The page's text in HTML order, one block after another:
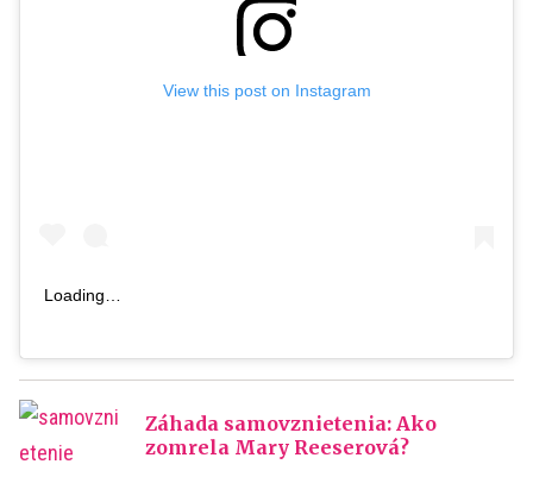
View this post on Instagram
Loading…
Záhada samovznietenia: Ako
zomrela Mary Reeserová?